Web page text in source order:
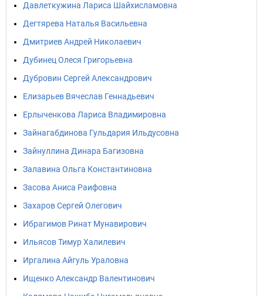
Давлеткужина Лариса Шайхисламовна
Дегтярева Наталья Васильевна
Дмитриев Андрей Николаевич
Дубинец Олеся Григорьевна
Дубровин Сергей Александрович
Елизарьев Вячеслав Геннадьевич
Ерлыченкова Лариса Владимировна
Зайнагабдинова Гульдария Ильдусовна
Зайнуллина Динара Багизовна
Залавина Ольга Константиновна
Засова Аниса Раифовна
Захаров Сергей Олегович
Ибрагимов Ринат Мунавирович
Ильясов Тимур Халилевич
Иргалина Айгуль Ураловна
Ищенко Александр Валентинович